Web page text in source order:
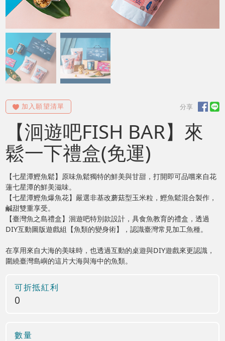
【洄遊吧FISH BAR】來
鬆一下禮盒(免運)
【七星潭鰹魚鬆】原味魚鬆獨特的鮮美與甘甜，打開即可品嚐來自花
蓮七星潭的鮮美滋味。
【七星潭鰹魚爆魚花】嚴選非基改蘑菇型玉米粒，鰹魚鬆混合製作，
鹹甜雙重享受。
【臺灣魚之島禮盒】洄遊吧特別款設計，具食魚教育的禮盒，透過
DIY互動圖版遊戲組【魚類的變身術】，認識臺灣常見加工魚種。
在享用來自大海的美味時，也透過互動的桌遊與DIY遊戲來更認識，
圍繞臺灣島嶼的這片大海與海中的魚類。
可折抵紅利
0
數量